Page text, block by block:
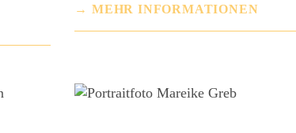
MEHR INFORMATIONEN